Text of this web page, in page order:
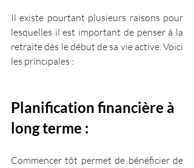
Il existe pourtant plusieurs raisons pour
lesquelles il est important de penser à la
retraite dès le début de sa vie active. Voici
les principales :
Planification financière à
long terme :
Commencer tôt permet de bénéficier de